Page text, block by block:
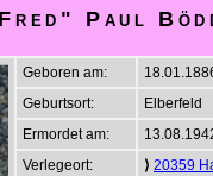
Paul
Geboren am:
Geburtsort:
Elberfeld
Ermordet am:
Verlegeort:
⟩ 20359